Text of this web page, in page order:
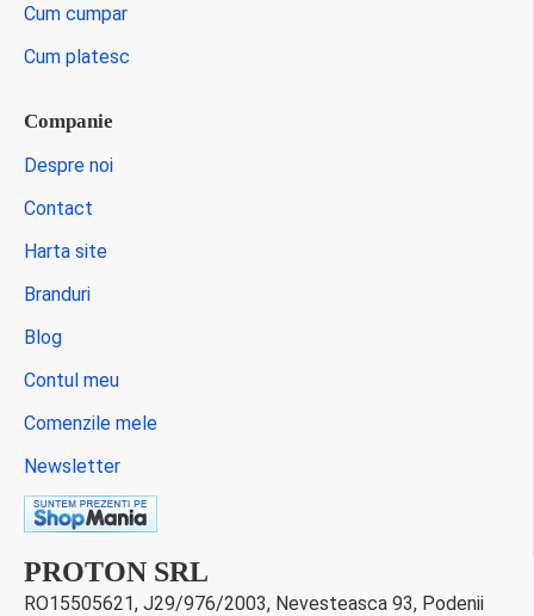
Cum cumpar
Cum platesc
Companie
Despre noi
Contact
Harta site
Branduri
Blog
Contul meu
Comenzile mele
Newsletter
PROTON SRL
RO15505621, J29/976/2003, Nevesteasca 93, Podenii